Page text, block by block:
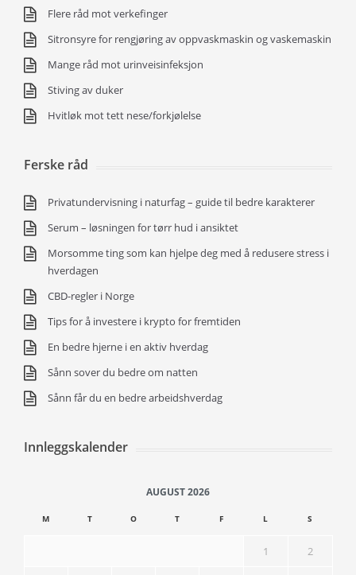
Flere råd mot verkefinger
Sitronsyre for rengjøring av oppvaskmaskin og vaskemaskin
Mange råd mot urinveisinfeksjon
Stiving av duker
Hvitløk mot tett nese/forkjølelse
Ferske råd
Privatundervisning i naturfag – guide til bedre karakterer
Serum – løsningen for tørr hud i ansiktet
Morsomme ting som kan hjelpe deg med å redusere stress i
hverdagen
CBD-regler i Norge
Tips for å investere i krypto for fremtiden
En bedre hjerne i en aktiv hverdag
Sånn sover du bedre om natten
Sånn får du en bedre arbeidshverdag
Innleggskalender
AUGUST 2026
M T O T F L S
1 2